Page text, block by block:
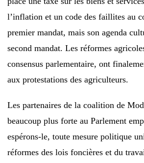
l’inflation et un code des faillites au
premier mandat, mais son agenda
second mandat. Les réformes
consensus parlementaire, ont
aux protestations des agriculteurs.
Les partenaires de la coalition de
beaucoup plus forte au Parlement
espérons-le, toute mesure politique
réformes des lois foncières et du